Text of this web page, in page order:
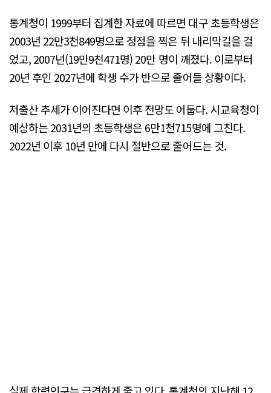
통계청이 1999부터 집계한 자료에 따르면 대구 초등학생은
2003년 22만3천849명으로 정점을 찍은 뒤 내리막길을 걸
었고, 2007년(19만9천471명) 20만 명이 깨졌다. 이로부터
20년 후인 2027년에 학생 수가 반으로 줄어들 상황이다.
저출산 추세가 이어진다면 이후 전망도 어둡다. 시교육청이
예상하는 2031년의 초등학생은 6만1천715명에 그친다.
2022년 이후 10년 만에 다시 절반으로 줄어드는 것.